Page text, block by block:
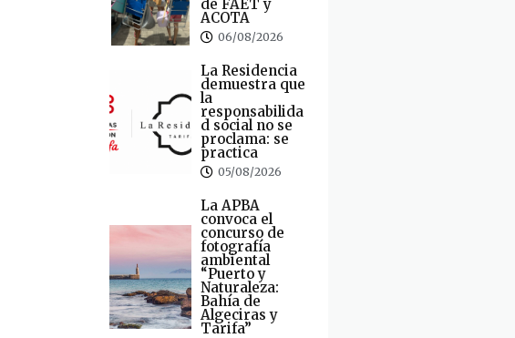
de FAET y
ACOTA
06/08/2026
La Residencia
demuestra que
la
responsabilida
d social no se
proclama: se
practica
05/08/2026
La APBA
convoca el
concurso de
fotografía
ambiental
“Puerto y
Naturaleza:
Bahía de
Algeciras y
Tarifa”